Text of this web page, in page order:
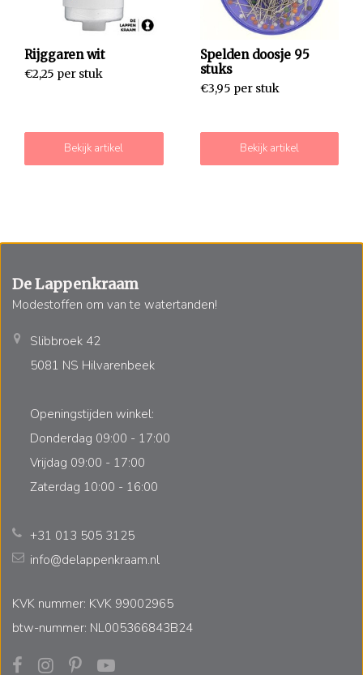
Rijggaren wit
€2,25 per stuk
Bekijk artikel
Spelden doosje 95
stuks
€3,95 per stuk
Bekijk artikel
De Lappenkraam
Modestoffen om van te watertanden!
Slibbroek 42
5081 NS Hilvarenbeek
Openingstijden winkel:
Donderdag 09:00 - 17:00
Vrijdag 09:00 - 17:00
Zaterdag 10:00 - 16:00
+31 013 505 3125
info@delappenkraam.nl
KVK nummer: KVK 99002965
btw-nummer: NL005366843B24